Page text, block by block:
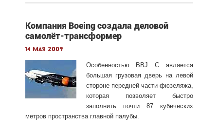
Компания Boeing создала деловой
самолёт-трансформер
14 мая 2009
Особенностью BBJ C является
большая грузовая дверь на левой
стороне передней части фюзеляжа,
которая позволяет быстро
заполнить почти 87 кубических
метров пространства главной палубы.